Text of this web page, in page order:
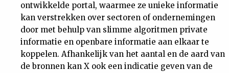
ontwikkelde portal, waarmee ze unieke informatie
kan verstrekken over sectoren of ondernemingen
door met behulp van slimme algoritmen private
informatie en openbare informatie aan elkaar te
koppelen. Afhankelijk van het aantal en de aard van
de bronnen kan X ook een indicatie geven van de